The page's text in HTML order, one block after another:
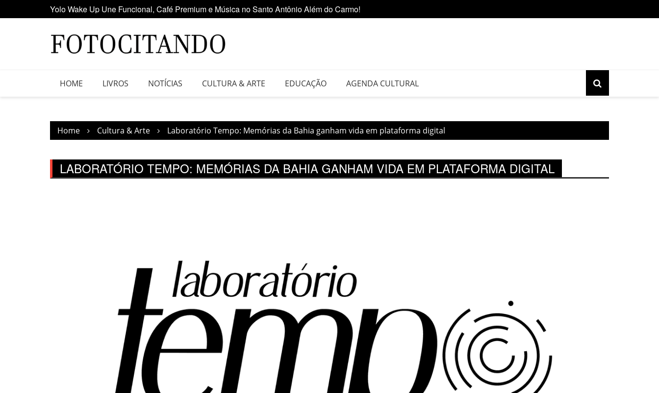
to
Maior clube de vinil da América Latina participa da Feira do Vinil no Shopping Center Lapa
HOME LIVROS NOTÍCIAS CULTURA & ARTE EDUCAÇÃO AGENDA CULTURAL
Home Cultura & Arte Laboratório Tempo: Memórias da Bahia ganham vida em plataforma digital
LABORATÓRIO TEMPO: MEMÓRIAS DA BAHIA GANHAM VIDA EM PLATAFORMA DIGITAL